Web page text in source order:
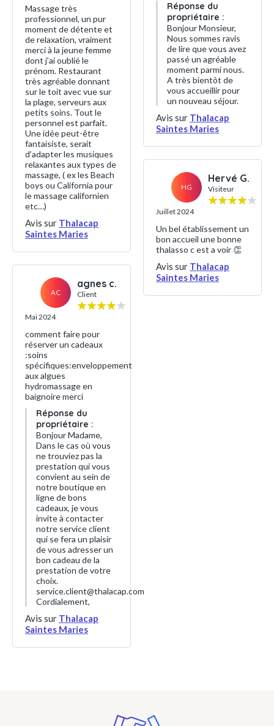
Massage très
professionnel, un pur
moment de détente et
de relaxation, vraiment
merci à la jeune femme
dont j’ai oublié le
prénom. Restaurant
très agréable donnant
sur le toit avec vue sur
la plage, serveurs aux
petits soins. Tout le
personnel est parfait.
Une idée peut-être
fantaisiste, serait
d’adapter les musiques
relaxantes aux types de
massage, ( ex les Beach
boys ou California pour
le massage californien
etc…)
Avis sur Thalacap
Saintes Maries
AC
agnes c.
Client
Mai 2024
comment faire pour
réserver un cadeaux
:soins
spécifiques:enveloppement
aux algues
hydromassage en
baignoire merci
Réponse du
propriétaire :
Bonjour Madame,
Dans le cas où vous
ne trouviez pas la
prestation qui vous
convient au sein de
notre boutique en
ligne de bons
cadeaux, je vous
invite à contacter
notre service client
qui se fera un plaisir
de vous adresser un
bon cadeau de la
prestation de votre
choix.
service.client@thalacap.com
Cordialement,
Avis sur Thalacap
Saintes Maries
Réponse du
propriétaire :
Bonjour Monsieur,
Nous sommes ravis
de lire que vous avez
passé un agréable
moment parmi nous.
A très bientôt de
vous accueillir pour
un nouveau séjour.
Avis sur Thalacap
Saintes Maries
HG
Hervé G.
Visiteur
Juillet 2024
Un bel établissement un
bon accueil une bonne
thalasso c est a voir 👏
Avis sur Thalacap
Saintes Maries